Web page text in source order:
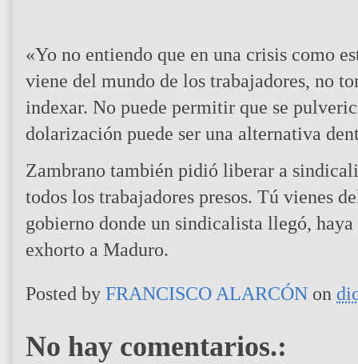
«Yo no entiendo que en una crisis como
viene del mundo de los trabajadores, no
indexar. No puede permitir que se
dolarización puede ser una alternativa
Zambrano también pidió liberar a
todos los trabajadores presos. Tú vienes
gobierno donde un sindicalista llegó,
exhorto a Maduro.
Posted by FRANCISCO ALARCÓN on
No hay comentarios.: